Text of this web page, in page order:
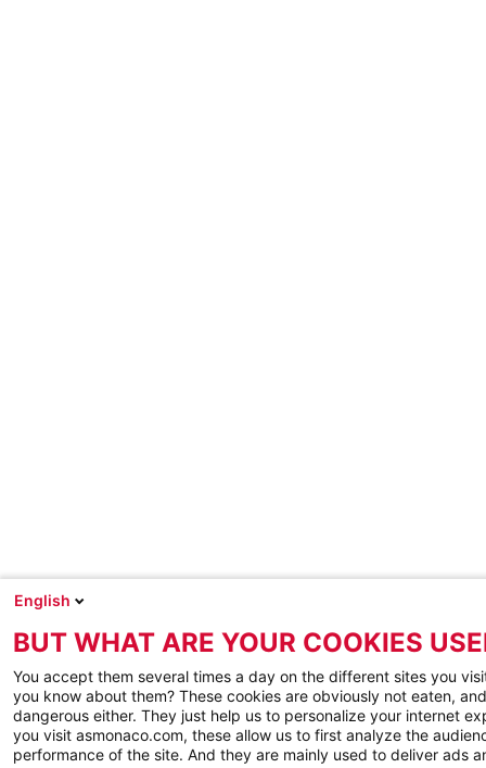
English
BUT WHAT ARE YOUR COOKIES
You accept them several times a day on the different sites you
you know about them? These cookies are obviously not eaten,
dangerous either. They just help us to personalize your internet
you visit asmonaco.com, these allow us to first analyze the
performance of the site. And they are mainly used to deliver ads